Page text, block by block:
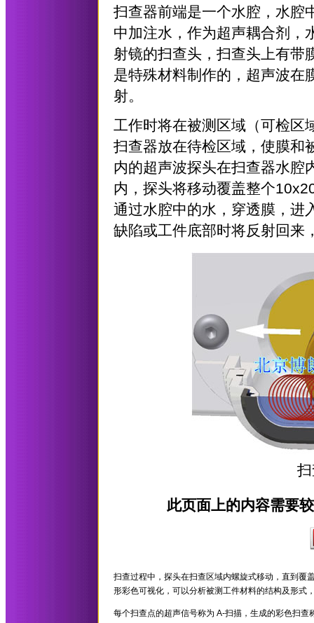
扫查器前端是一个水腔，水腔
中加注水，作为超声耦合剂，
射镜的扫查头，扫查头上有带
是特殊材料制作的，超声波在
射。
工作时将在被测区域（可检区
扫查器放在待检区域，使膜和
内的超声波探头在扫查器水腔
内，探头将移动覆盖整个
通过水腔中的水，穿透膜，进
缺陷或工件底部时将反射回来
此页面上的内容需要
扫查过程中，探头在扫查区域内螺旋式移动，直到覆
形彩色可视化，可以分析被测工件材料的结构及形式
每个扫查点的超声信号称为 A-扫描，生成的彩色扫查